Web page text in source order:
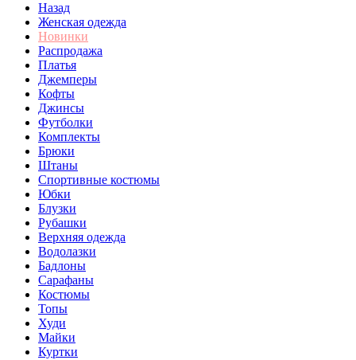
Назад
Женская одежда
Новинки
Распродажа
Платья
Джемперы
Кофты
Джинсы
Футболки
Комплекты
Брюки
Штаны
Спортивные костюмы
Юбки
Блузки
Рубашки
Верхняя одежда
Водолазки
Бадлоны
Сарафаны
Костюмы
Топы
Худи
Майки
Куртки